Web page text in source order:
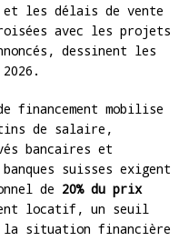
et les délais de vente
avec les projets
dessinent les
financement mobilise
de salaire,
bancaires et
suisses exigent
de 20% du prix
locatif, un seuil
la situation financière